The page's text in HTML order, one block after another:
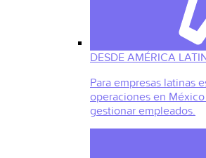
DESDE AMÉRICA
Para empresas latinas
operaciones en
gestionar empleados.